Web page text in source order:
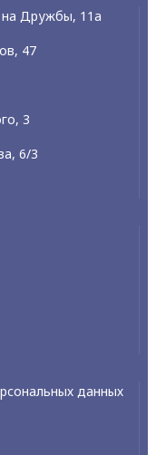
на Дружбы, 11а
47
3
6/3
данных